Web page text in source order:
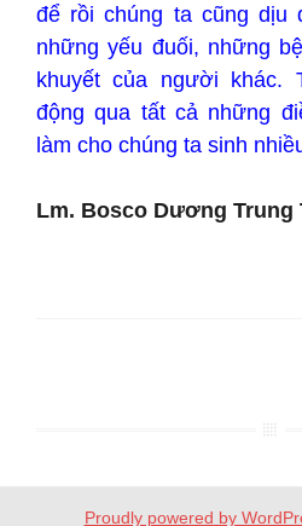
để rồi chúng ta cũng dịu
những yếu đuối, những
khuyết của người khác.
động qua tất cả những
làm cho chúng ta sinh
Lm. Bosco Dương Trung
Proudly powered by